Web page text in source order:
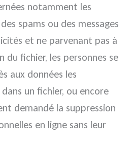
notamment les
spams ou des messages
et ne parvenant pas à
du fichier, les personnes se
aux données les
un fichier, ou encore
demandé la suppression
en ligne sans leur